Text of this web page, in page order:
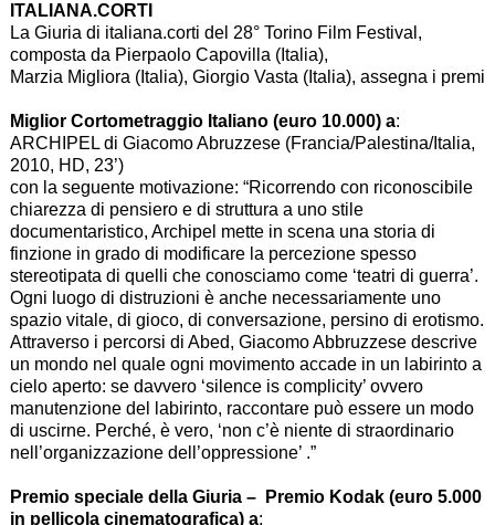
ITALIANA.CORTI
La Giuria di italiana.corti del 28° Torino Film Festival,
composta da Pierpaolo Capovilla (Italia),
Marzia Migliora (Italia), Giorgio Vasta (Italia), assegna i premi
Miglior Cortometraggio Italiano (euro 10.000) a:
ARCHIPEL di Giacomo Abruzzese (Francia/Palestina/Italia,
2010, HD, 23’)
con la seguente motivazione: “Ricorrendo con riconoscibile
chiarezza di pensiero e di struttura a uno stile
documentaristico, Archipel mette in scena una storia di
finzione in grado di modificare la percezione spesso
stereotipata di quelli che conosciamo come ‘teatri di guerra’.
Ogni luogo di distruzioni è anche necessariamente uno
spazio vitale, di gioco, di conversazione, persino di erotismo.
Attraverso i percorsi di Abed, Giacomo Abbruzzese descrive
un mondo nel quale ogni movimento accade in un labirinto a
cielo aperto: se davvero ‘silence is complicity’ ovvero
manutenzione del labirinto, raccontare può essere un modo
di uscirne. Perché, è vero, ‘non c’è niente di straordinario
nell’organizzazione dell’oppressione’ .”
Premio speciale della Giuria – Premio Kodak (euro 5.000
in pellicola cinematografica) a: